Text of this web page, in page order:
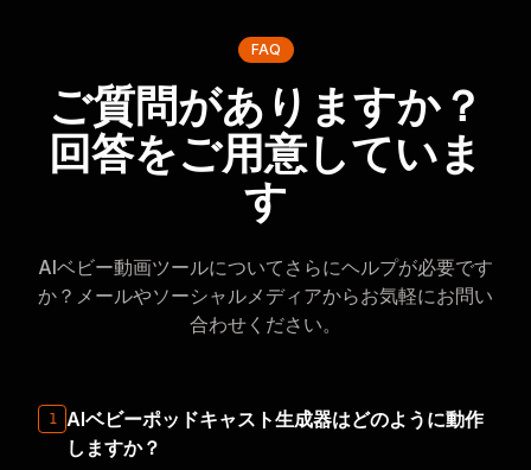
FAQ
ご質問がありますか？
回答をご用意していま
す
AIベビー動画ツールについてさらにヘルプが必要です
か？メールやソーシャルメディアからお気軽にお問い
合わせください。
1
AIベビーポッドキャスト生成器はどのように動作
しますか？